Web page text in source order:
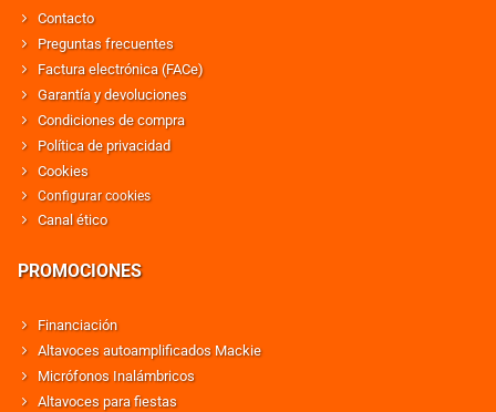
Contacto
Preguntas frecuentes
Factura electrónica (FACe)
Garantía y devoluciones
Condiciones de compra
Política de privacidad
Cookies
Configurar cookies
Canal ético
PROMOCIONES
Financiación
Altavoces autoamplificados Mackie
Micrófonos Inalámbricos
Altavoces para fiestas